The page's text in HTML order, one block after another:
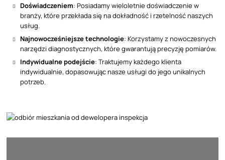
Doświadczeniem: Posiadamy wieloletnie doświadczenie w
branży, które przekłada się na dokładność i rzetelność naszych
usług.
Najnowocześniejsze technologie: Korzystamy z nowoczesnych
narzędzi diagnostycznych, które gwarantują precyzję pomiarów.
Indywidualne podejście: Traktujemy każdego klienta
indywidualnie, dopasowując nasze usługi do jego unikalnych
potrzeb.